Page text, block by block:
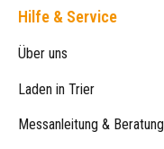
Hilfe & Service
Über uns
Laden in Trier
Messanleitung & Beratung